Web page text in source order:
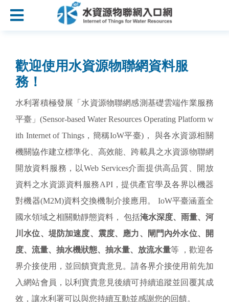
跳到主要內容區塊
歡迎使用水資源物聯網資料服
務！
水利署積極發展「水資源物聯網感測基礎雲端作業服務
平臺」(Sensor-based Water Resources Operating Platform w
ith Internet of Things，簡稱IoW平臺)， 與各水資源相關
機關協作建立標準化、高效能、跨載具之水資源物聯網
開放資料服務，以Web Services介面提供高品質、開放
資料之水資源資料服務API，提供產官學及各界以機器
對機器(M2M)資料交換機制介接應用。 IoW平臺涵蓋全
國水領域之相關動靜態資料， 包括淹水深度、雨量、河
川水位、堤防加速度、震度、應力、閘門內外水位、開
度、流量、抽水機狀態、抽水量、放流水量等 ，歡迎各
界介接使用，並回饋寶貴意見。請各界介接使用前先加
入網站會員，以利寶貴意見後續可持續追蹤並回覆其成
效，讓水利署可以與您持續互動並感謝您的回饋。